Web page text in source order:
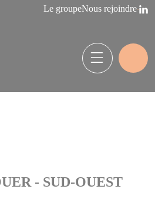
Le groupeNous rejoindre
- SUD-OUEST